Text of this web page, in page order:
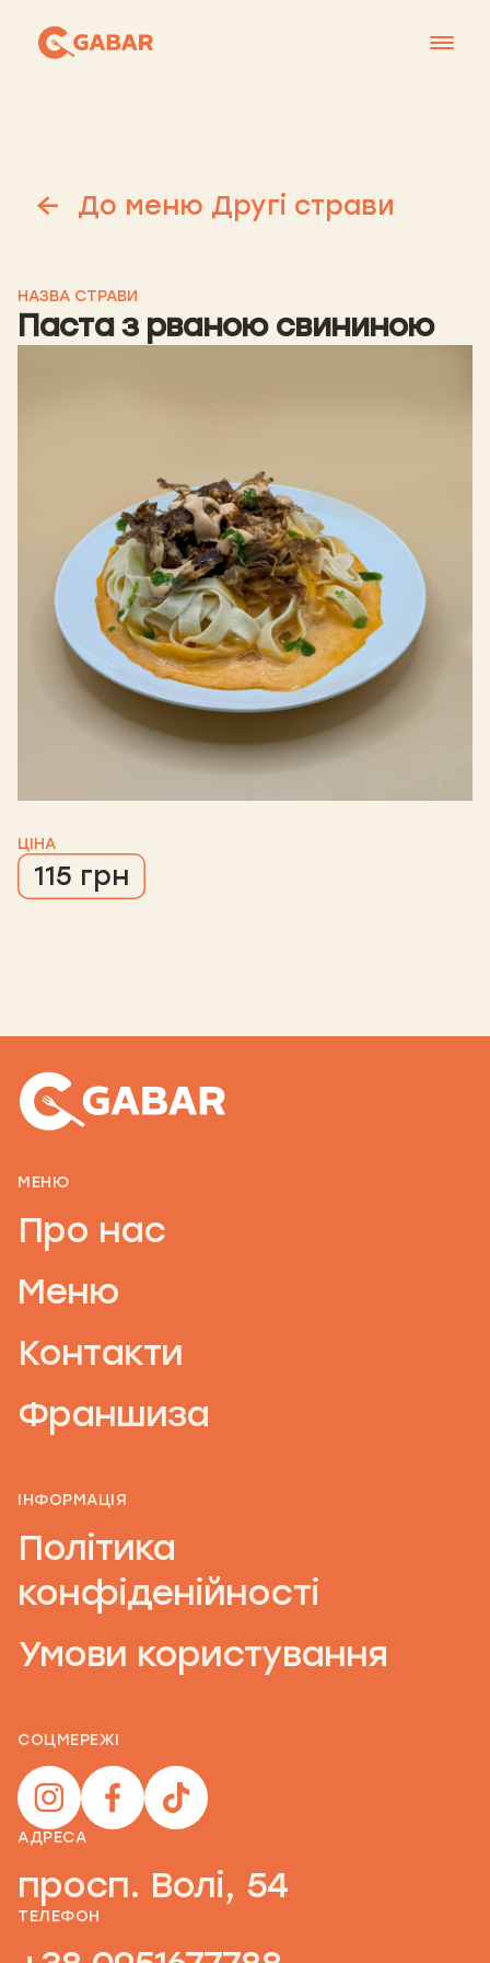
Франшиза
До меню Другі страви
НАЗВА СТРАВИ
Паста з рваною свининою
ЦІНА
115 грн
МЕНЮ
Про нас
Меню
Контакти
Франшиза
ІНФОРМАЦІЯ
Політика
конфіденійності
Умови користування
СОЦМЕРЕЖІ
АДРЕСА
просп. Волі, 54
ТЕЛЕФОН